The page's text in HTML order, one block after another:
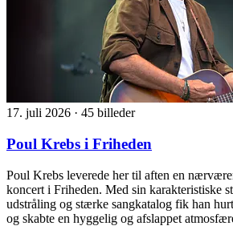
17. juli 2026 · 45 billeder
Poul Krebs i Friheden
Poul Krebs leverede her til aften en
koncert i Friheden. Med sin karakteristiske
udstråling og stærke sangkatalog fik han
og skabte en hyggelig og afslappet